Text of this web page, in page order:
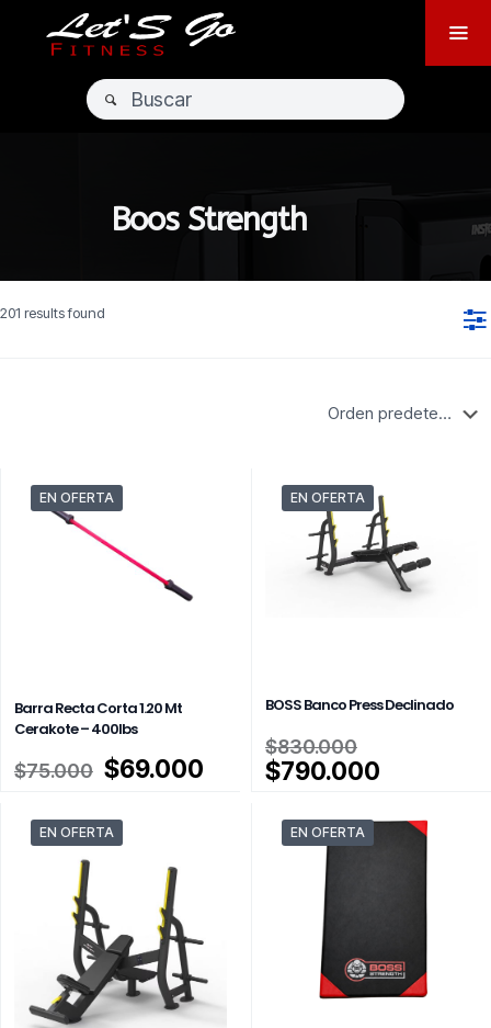
Boos Strength
201 results found
EN OFERTA
Barra Recta Corta 1.20 Mt
Cerakote – 400lbs
$75.000 El
original
era:
$75.000.
$69.000
precio
EN OFERTA
BOSS Banco Press Declinado
$830.000
precio
era:
$830.000.
$790.000
actual
EN OFERTA EN OFERTA